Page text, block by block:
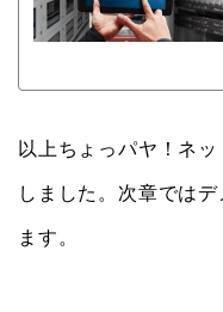
以上ちょっパヤ！ネ
しました。次章では
ます。